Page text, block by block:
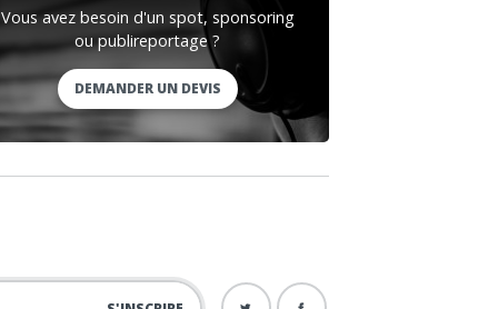
Vous avez besoin d'un spot, sponsoring
ou publireportage ?
DEMANDER UN DEVIS